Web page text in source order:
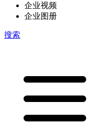
企业视频
企业图册
搜索